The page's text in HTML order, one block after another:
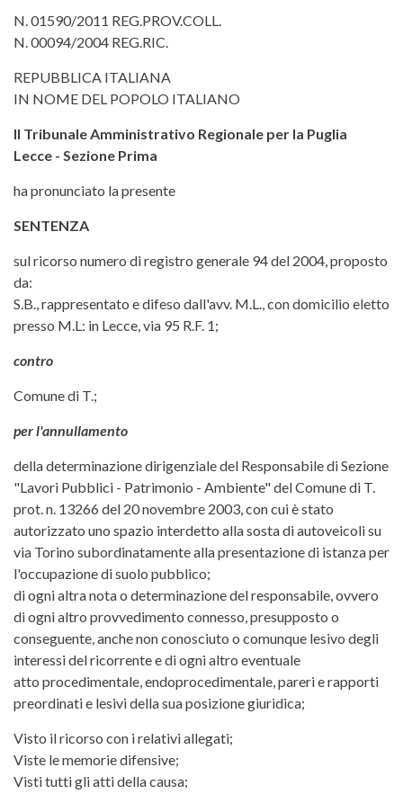
N. 01590/2011 REG.PROV.COLL.
N. 00094/2004 REG.RIC.
REPUBBLICA ITALIANA
IN NOME DEL POPOLO ITALIANO
Il Tribunale Amministrativo Regionale per la Puglia
Lecce - Sezione Prima
ha pronunciato la presente
SENTENZA
sul ricorso numero di registro generale 94 del 2004, proposto
da:
S.B., rappresentato e difeso dall'avv. M.L., con domicilio eletto
presso M.L: in Lecce, via 95 R.F. 1;
contro
Comune di T.;
per l'annullamento
della determinazione dirigenziale del Responsabile di Sezione
"Lavori Pubblici - Patrimonio - Ambiente" del Comune di T.
prot. n. 13266 del 20 novembre 2003, con cui è stato
autorizzato uno spazio interdetto alla sosta di autoveicoli su
via Torino subordinatamente alla presentazione di istanza per
l'occupazione di suolo pubblico;
di ogni altra nota o determinazione del responsabile, ovvero
di ogni altro provvedimento connesso, presupposto o
conseguente, anche non conosciuto o comunque lesivo degli
interessi del ricorrente e di ogni altro eventuale
atto procedimentale, endoprocedimentale, pareri e rapporti
preordinati e lesivi della sua posizione giuridica;
Visto il ricorso con i relativi allegati;
Viste le memorie difensive;
Visti tutti gli atti della causa;